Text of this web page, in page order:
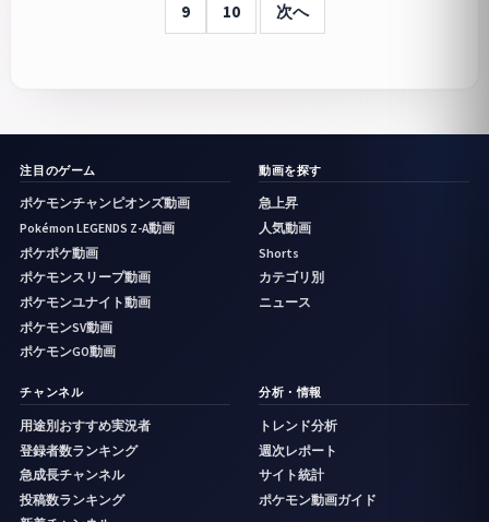
9
10 次へ
注目のゲーム
ポケモンチャンピオンズ動画
Pokémon LEGENDS Z-A動画
ポケポケ動画
ポケモンスリープ動画
ポケモンユナイト動画
ポケモンSV動画
ポケモンGO動画
動画を探す
急上昇
人気動画
Shorts
カテゴリ別
ニュース
チャンネル
用途別おすすめ実況者
登録者数ランキング
急成長チャンネル
投稿数ランキング
分析・情報
トレンド分析
週次レポート
サイト統計
ポケモン動画ガイド